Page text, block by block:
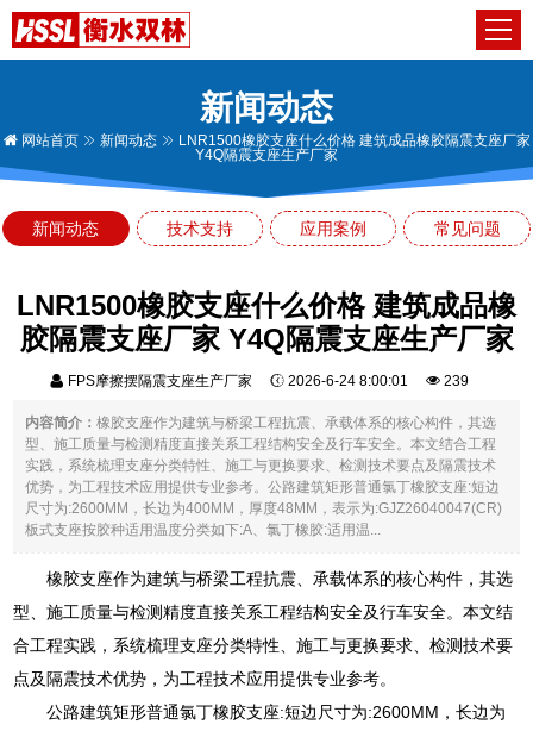
新闻动态
网站首页 新闻动态
LNR1500橡胶支座什么价格 建筑成品橡胶隔震支座厂家
Y4Q隔震支座生产厂家
新闻动态 技术支持 应用案例 常见问题
LNR1500橡胶支座什么价格 建筑成品橡
胶隔震支座厂家 Y4Q隔震支座生产厂家
FPS摩擦摆隔震支座生产厂家 2026-6-24 8:00:01 239
内容简介：橡胶支座作为建筑与桥梁工程抗震、承载体系的核心构件，其选
型、施工质量与检测精度直接关系工程结构安全及行车安全。本文结合工程
实践，系统梳理支座分类特性、施工与更换要求、检测技术要点及隔震技术
优势，为工程技术应用提供专业参考。公路建筑矩形普通氯丁橡胶支座:短边
尺寸为:2600MM，长边为400MM，厚度48MM，表示为:GJZ26040047(CR)
板式支座按胶种适用温度分类如下:A、氯丁橡胶:适用温...
橡胶支座作为建筑与桥梁工程抗震、承载体系的核心构件，其选
型、施工质量与检测精度直接关系工程结构安全及行车安全。本文结
合工程实践，系统梳理支座分类特性、施工与更换要求、检测技术要
点及隔震技术优势，为工程技术应用提供专业参考。
公路建筑矩形普通氯丁橡胶支座:短边尺寸为:2600MM，长边为